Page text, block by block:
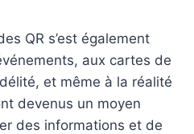
QR s’est également
aux cartes de
et même à la réalité
devenus un moyen
des informations et de